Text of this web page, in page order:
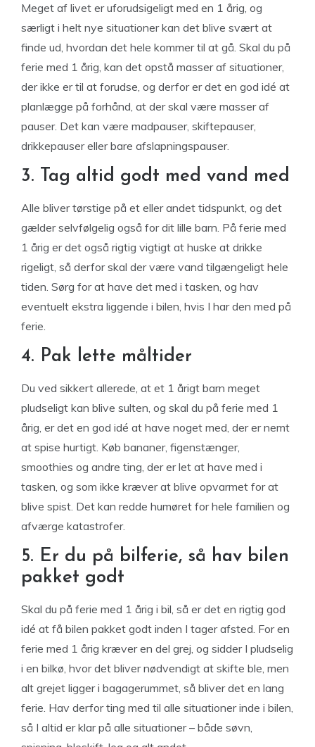
Meget af livet er uforudsigeligt med en 1 årig, og
særligt i helt nye situationer kan det blive svært at
finde ud, hvordan det hele kommer til at gå. Skal du på
ferie med 1 årig, kan det opstå masser af situationer,
der ikke er til at forudse, og derfor er det en god idé at
planlægge på forhånd, at der skal være masser af
pauser. Det kan være madpauser, skiftepauser,
drikkepauser eller bare afslapningspauser.
3. Tag altid godt med vand med
Alle bliver tørstige på et eller andet tidspunkt, og det
gælder selvfølgelig også for dit lille barn. På ferie med
1 årig er det også rigtig vigtigt at huske at drikke
rigeligt, så derfor skal der være vand tilgængeligt hele
tiden. Sørg for at have det med i tasken, og hav
eventuelt ekstra liggende i bilen, hvis I har den med på
ferie.
4. Pak lette måltider
Du ved sikkert allerede, at et 1 årigt barn meget
pludseligt kan blive sulten, og skal du på ferie med 1
årig, er det en god idé at have noget med, der er nemt
at spise hurtigt. Køb bananer, figenstænger,
smoothies og andre ting, der er let at have med i
tasken, og som ikke kræver at blive opvarmet for at
blive spist. Det kan redde humøret for hele familien og
afværge katastrofer.
5. Er du på bilferie, så hav bilen
pakket godt
Skal du på ferie med 1 årig i bil, så er det en rigtig god
idé at få bilen pakket godt inden I tager afsted. For en
ferie med 1 årig kræver en del grej, og sidder I pludselig
i en bilkø, hvor det bliver nødvendigt at skifte ble, men
alt grejet ligger i bagagerummet, så bliver det en lang
ferie. Hav derfor ting med til alle situationer inde i bilen,
så I altid er klar på alle situationer – både søvn,